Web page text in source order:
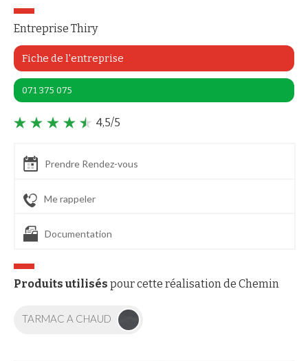
Entreprise Thiry
Fiche de l'entreprise
071 375 075
4,5/5
Prendre Rendez-vous
Me rappeler
Documentation
Produits utilisés pour cette réalisation de Chemin
TARMAC A CHAUD